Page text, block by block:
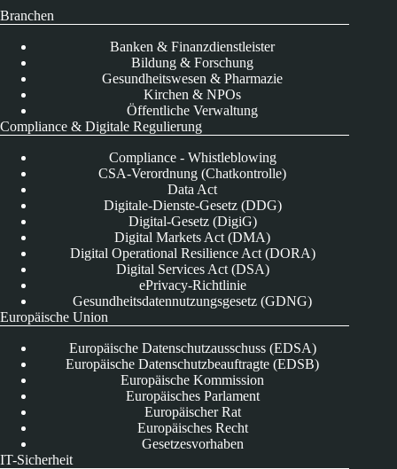
Branchen
Banken & Finanzdienstleister
Bildung & Forschung
Gesundheitswesen & Pharmazie
Kirchen & NPOs
Öffentliche Verwaltung
Compliance & Digitale Regulierung
Compliance - Whistleblowing
CSA-Verordnung (Chatkontrolle)
Data Act
Digitale-Dienste-Gesetz (DDG)
Digital-Gesetz (DigiG)
Digital Markets Act (DMA)
Digital Operational Resilience Act (DORA)
Digital Services Act (DSA)
ePrivacy-Richtlinie
Gesundheitsdatennutzungsgesetz (GDNG)
Europäische Union
Europäische Datenschutzausschuss (EDSA)
Europäische Datenschutzbeauftragte (EDSB)
Europäische Kommission
Europäisches Parlament
Europäischer Rat
Europäisches Recht
Gesetzesvorhaben
IT-Sicherheit